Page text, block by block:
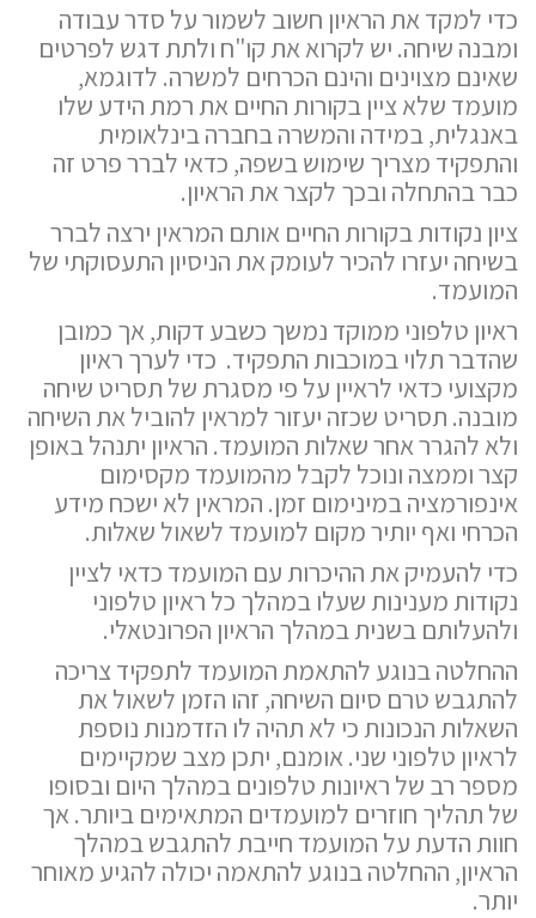
כדי למקד את הראיון חשוב לשמור על סדר עבודה
ומבנה שיחה. יש לקרוא את קו"ח ולתת דגש לפרטים
שאינם מצוינים והינם הכרחים למשרה. לדוגמא,
מועמד שלא ציין בקורות החיים את רמת הידע שלו
באנגלית, במידה והמשרה בחברה בינלאומית
והתפקיד מצריך שימוש בשפה, כדאי לברר פרט זה
כבר בהתחלה ובכך לקצר את הראיון.
ציון נקודות בקורות החיים אותם המראין ירצה לברר
בשיחה יעזרו להכיר לעומק את הניסיון התעסוקתי של
המועמד.
ראיון טלפוני ממוקד נמשך כשבע דקות, אך כמובן
שהדבר תלוי במוכבות התפקיד. כדי לערך ראיון
מקצועי כדאי לראיין על פי מסגרת של תסריט שיחה
מובנה. תסריט שכזה יעזור למראין להוביל את השיחה
ולא להגרר אחר שאלות המועמד. הראיון יתנהל באופן
קצר וממצה ונוכל לקבל מהמועמד מקסימום
אינפורמציה במינימום זמן. המראין לא ישכח מידע
הכרחי ואף יותיר מקום למועמד לשאול שאלות.
כדי להעמיק את ההיכרות עם המועמד כדאי לציין
נקודות מענינות שעלו במהלך כל ראיון טלפוני
ולהעלותם בשנית במהלך הראיון הפרונטאלי.
ההחלטה בנוגע להתאמת המועמד לתפקיד צריכה
להתגבש טרם סיום השיחה, זהו הזמן לשאול את
השאלות הנכונות כי לא תהיה לו הזדמנות נוספת
לראיון טלפוני שני. אומנם, יתכן מצב שמקיימים
מספר רב של ראיונות טלפונים במהלך היום ובסופו
של תהליך חוזרים למועמדים המתאימים ביותר. אך
חוות הדעת על המועמד חייבת להתגבש במהלך
הראיון, ההחלטה בנוגע להתאמה יכולה להגיע מאוחר
יותר.